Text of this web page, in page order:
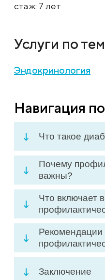
стаж: 7 лет
Услуги по
Эндокринология
Навигация
Что такое
Почему
важны?
Что включает
Рекомендации
Заключение